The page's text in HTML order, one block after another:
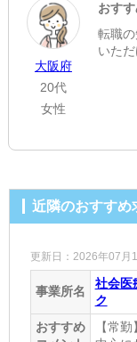
大阪府
20代
女性
おす
転職
いた
近隣のおすすめ
更新日：2026年07月
事業所名
社会医
ク
おすすめ
【常